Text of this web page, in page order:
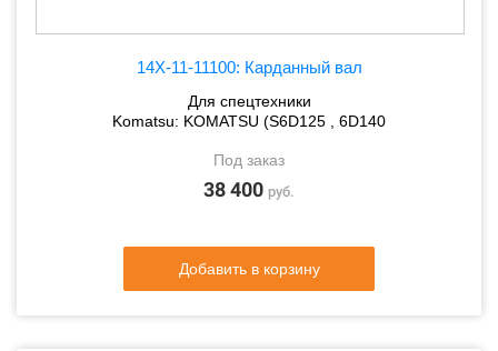
14X-11-11100: Карданный вал
Для спецтехники
Komatsu: KOMATSU (S6D125 , 6D140
Под заказ
38 400 руб.
Добавить в корзину